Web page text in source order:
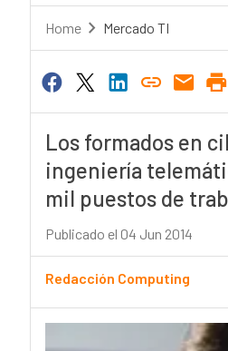
Home Mercado TI
Los formados en
ingeniería
mil puestos de
Publicado el 04 Jun 2014
Redacción Computing